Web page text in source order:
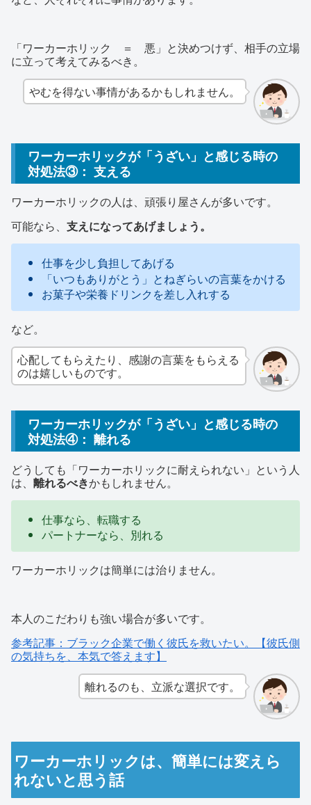
「ワーカーホリック ＝ 悪」と決めつけず、相手の立場
に立って考えてみるべき。
やむを得ない事情があるかもしれません。
ワーカーホリックが「うざい」と感じる時の
対処法③： 支える
ワーカーホリックの人は、頑張り屋さんが多いです。
可能なら、 支えになってあげましょう。
仕事を少し負担してあげる
「いつもありがとう」とねぎらいの言葉をかける
お菓子や栄養ドリンクを差し入れする
など。
心配してもらえたり、感謝の言葉をもらえる
のは嬉しいものです。
ワーカーホリックが「うざい」と感じる時の
対処法④： 離れる
どうしても「ワーカーホリックに耐えられない」という人
は、 離れるべきかもしれません。
仕事なら、転職する
パートナーなら、別れる
ワーカーホリックは簡単には治りません。
本人のこだわりも強い場合が多いです。
参考記事：ブラック企業で働く彼氏を救いたい。【彼氏側
の気持ちを、本気で答えます】
離れるのも、立派な選択です。
ワーカーホリックは、簡単には変えら
れないと思う話